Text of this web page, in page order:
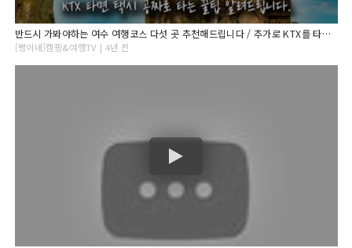
반드시 가봐야하는 여수 여행코스 다섯 곳 추천해드립니다 / 추가로 KTX를 타면 택시를 공짜로 타는법도 알려드려요.
[빵이네]캠핑&여행TV | 4년 전